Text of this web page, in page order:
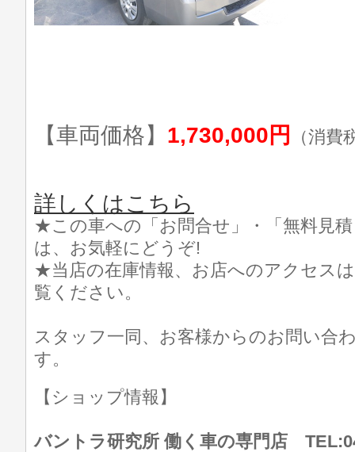
【車両価格】 1,730,000円 （消費
詳しくはこちら
★この車への「お問合せ」・「無料見
は、お気軽にどうぞ!
★当店の在庫情報、お店へのアクセス
覧ください。
スタッフ一同、お客様からのお問い合
す。
【ショップ情報】
バントラ研究所 働く車の専門店